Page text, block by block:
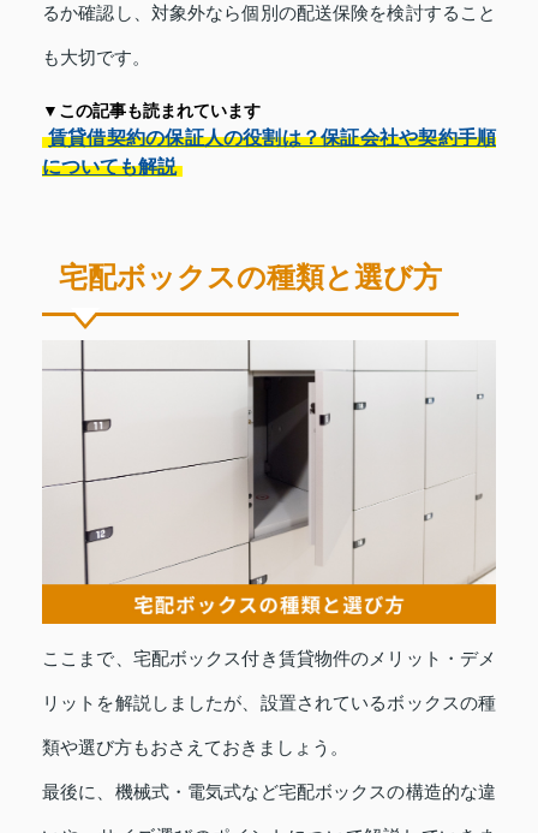
るか確認し、対象外なら個別の配送保険を検討すること
も大切です。
▼この記事も読まれています
賃貸借契約の保証人の役割は？保証会社や契約手順
についても解説
宅配ボックスの種類と選び方
ここまで、宅配ボックス付き賃貸物件のメリット・デメ
リットを解説しましたが、設置されているボックスの種
類や選び方もおさえておきましょう。
最後に、機械式・電気式など宅配ボックスの構造的な違